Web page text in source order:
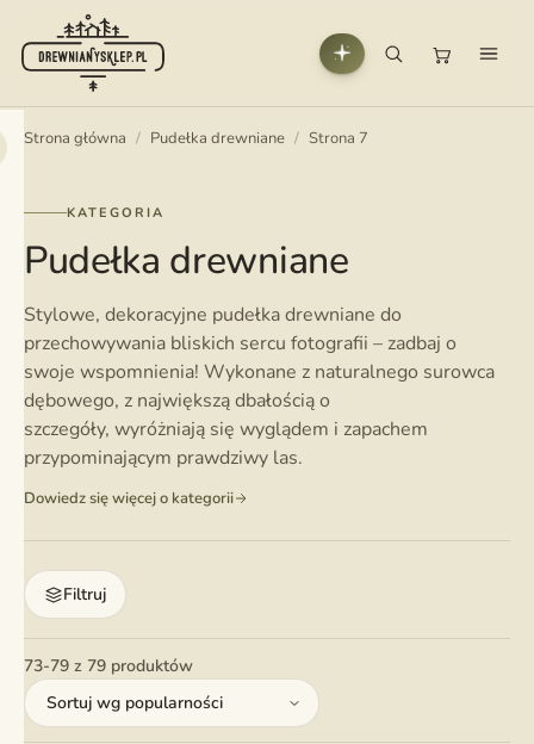
Strona główna / Pudełka drewniane / Strona 7
KATEGORIA
Pudełka drewniane
Stylowe, dekoracyjne pudełka drewniane do
przechowywania bliskich sercu fotografii – zadbaj o
swoje wspomnienia! Wykonane z naturalnego surowca
dębowego, z największą dbałością o
szczegóły, wyróżniają się wyglądem i zapachem
przypominającym prawdziwy las.
Dowiedz się więcej o kategorii
Filtruj
73-79 z 79 produktów